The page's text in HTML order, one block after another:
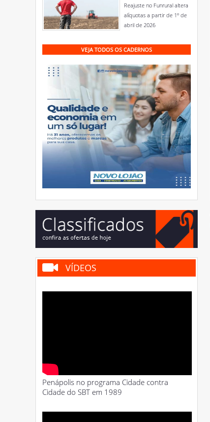
Reajuste no Funrural altera
alíquotas a partir de 1º de
abril de 2026
VEJA TODOS OS CADERNOS
VÍDEOS
Penápolis no programa Cidade contra
Cidade do SBT em 1989